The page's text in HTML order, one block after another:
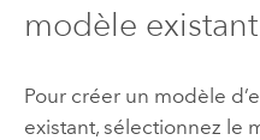
modèle existant
Pour créer un modèle
existant, sélectionnez le